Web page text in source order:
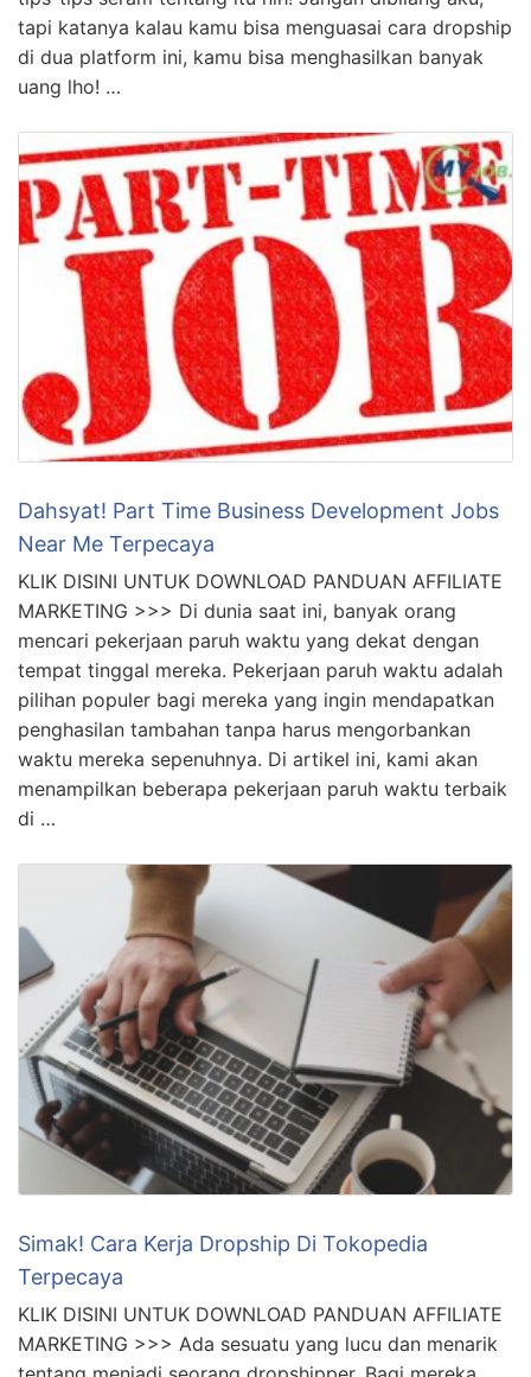
tapi katanya kalau kamu bisa menguasai cara dropship
di dua platform ini, kamu bisa menghasilkan banyak
uang lho! …
Dahsyat! Part Time Business Development Jobs
Near Me Terpecaya
KLIK DISINI UNTUK DOWNLOAD PANDUAN AFFILIATE
MARKETING >>> Di dunia saat ini, banyak orang
mencari pekerjaan paruh waktu yang dekat dengan
tempat tinggal mereka. Pekerjaan paruh waktu adalah
pilihan populer bagi mereka yang ingin mendapatkan
penghasilan tambahan tanpa harus mengorbankan
waktu mereka sepenuhnya. Di artikel ini, kami akan
menampilkan beberapa pekerjaan paruh waktu terbaik
di …
Simak! Cara Kerja Dropship Di Tokopedia
Terpecaya
KLIK DISINI UNTUK DOWNLOAD PANDUAN AFFILIATE
MARKETING >>> Ada sesuatu yang lucu dan menarik